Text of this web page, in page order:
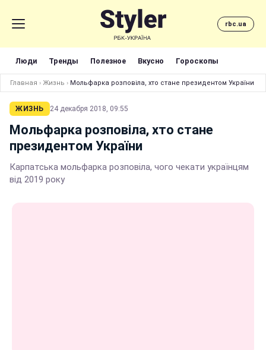
rbc.ua
Люди Тренды Полезное Вкусно Гороскопы
Главная › Жизнь › Мольфарка розповіла, хто стане президентом України
ЖИЗНЬ 24 декабря 2018, 09:55
Мольфарка розповіла, хто стане
президентом України
Карпатська мольфарка розповіла, чого чекати українцям
від 2019 року